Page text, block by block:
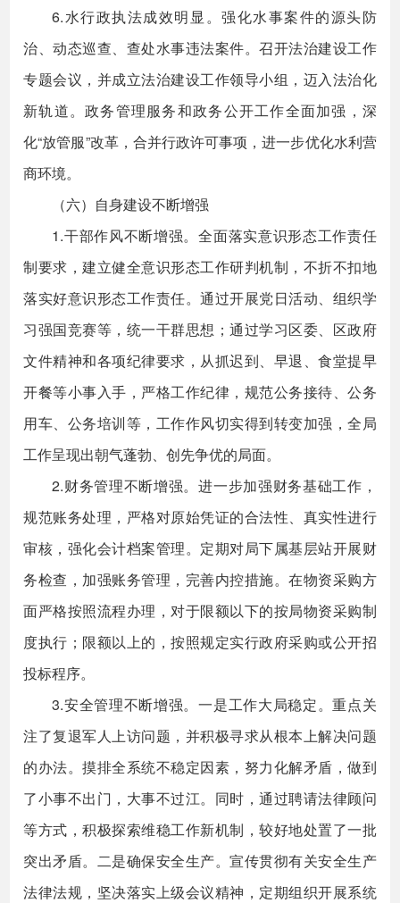
6.水行政执法成效明显。强化水事案件的源头防
治、动态巡查、查处水事违法案件。召开法治建设工作
专题会议，并成立法治建设工作领导小组，迈入法治化
新轨道。政务管理服务和政务公开工作全面加强，深
化“放管服”改革，合并行政许可事项，进一步优化水利营
商环境。
（六）自身建设不断增强
1.干部作风不断增强。全面落实意识形态工作责任
制要求，建立健全意识形态工作研判机制，不折不扣地
落实好意识形态工作责任。通过开展党日活动、组织学
习强国竞赛等，统一干群思想；通过学习区委、区政府
文件精神和各项纪律要求，从抓迟到、早退、食堂提早
开餐等小事入手，严格工作纪律，规范公务接待、公务
用车、公务培训等，工作作风切实得到转变加强，全局
工作呈现出朝气蓬勃、创先争优的局面。
2.财务管理不断增强。进一步加强财务基础工作，
规范账务处理，严格对原始凭证的合法性、真实性进行
审核，强化会计档案管理。定期对局下属基层站开展财
务检查，加强账务管理，完善内控措施。在物资采购方
面严格按照流程办理，对于限额以下的按局物资采购制
度执行；限额以上的，按照规定实行政府采购或公开招
投标程序。
3.安全管理不断增强。一是工作大局稳定。重点关
注了复退军人上访问题，并积极寻求从根本上解决问题
的办法。摸排全系统不稳定因素，努力化解矛盾，做到
了小事不出门，大事不过江。同时，通过聘请法律顾问
等方式，积极探索维稳工作新机制，较好地处置了一批
突出矛盾。二是确保安全生产。宣传贯彻有关安全生产
法律法规，坚决落实上级会议精神，定期组织开展系统